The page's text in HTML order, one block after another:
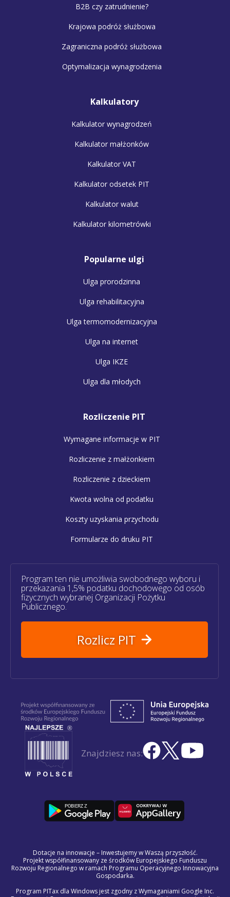
B2B czy zatrudnienie?
Krajowa podróż służbowa
Zagraniczna podróż służbowa
Optymalizacja wynagrodzenia
Kalkulatory
Kalkulator wynagrodzeń
Kalkulator małżonków
Kalkulator VAT
Kalkulator odsetek PIT
Kalkulator walut
Kalkulator kilometrówki
Popularne ulgi
Ulga prorodzinna
Ulga rehabilitacyjna
Ulga termomodernizacyjna
Ulga na internet
Ulga IKZE
Ulga dla młodych
Rozliczenie PIT
Wymagane informacje w PIT
Rozliczenie z małżonkiem
Rozliczenie z dzieckiem
Kwota wolna od podatku
Koszty uzyskania przychodu
Formularze do druku PIT
Program ten nie umożliwia swobodnego wyboru i
przekazania 1,5% podatku dochodowego od osób
fizycznych wybranej Organizacji Pożytku
Publicznego.
Rozlicz PIT
Znajdziesz nas:
Dotacje na innowacje – Inwestujemy w Waszą przyszłość.
Projekt współfinansowany ze środków Europejskiego Funduszu
Rozwoju Regionalnego w ramach Programu Operacyjnego Innowacyjna
Gospodarka.
Program PITax dla Windows jest zgodny z Wymaganiami Google Inc.